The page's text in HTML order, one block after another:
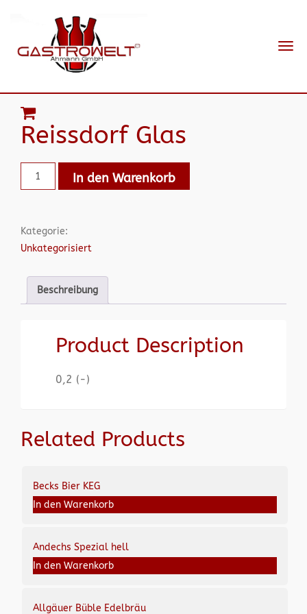
Reissdorf Glas
In den Warenkorb
Kategorie:
Unkategorisiert
Beschreibung
Product Description
0,2 (-)
Related Products
Becks Bier KEG
In den Warenkorb
Andechs Spezial hell
In den Warenkorb
Allgäuer Büble Edelbräu